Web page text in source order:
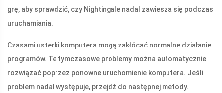
grę, aby sprawdzić, czy Nightingale nadal zawiesza się podczas
uruchamiania.
Czasami usterki komputera mogą zakłócać normalne działanie
programów. Te tymczasowe problemy można automatycznie
rozwiązać poprzez ponowne uruchomienie komputera. Jeśli
problem nadal występuje, przejdź do następnej metody.